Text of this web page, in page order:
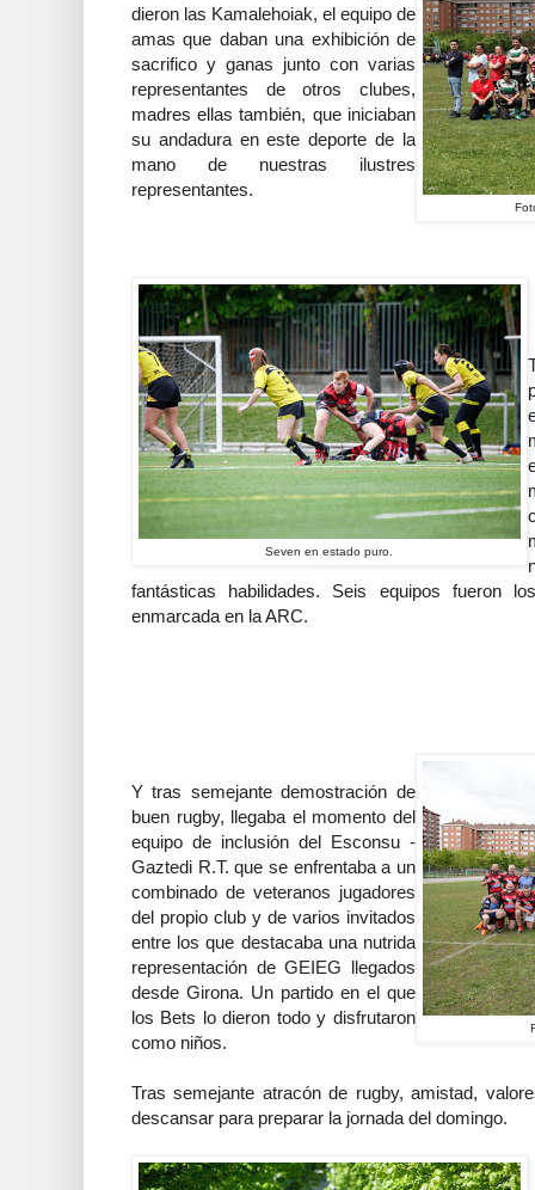
dieron las Kamalehoiak, el equipo de
amas que daban una exhibición de
sacrifico y ganas junto con varias
representantes de otros clubes,
madres ellas también, que iniciaban
su andadura en este deporte de la
mano de nuestras ilustres
representantes.
Seven en estado puro.
fantásticas habilidades. Seis equipos fueron
enmarcada en la ARC.
Y tras semejante demostración de
buen rugby, llegaba el momento del
equipo de inclusión del Esconsu -
Gaztedi R.T. que se enfrentaba a un
combinado de veteranos jugadores
del propio club y de varios invitados
entre los que destacaba una nutrida
representación de GEIEG llegados
desde Girona. Un partido en el que
los Bets lo dieron todo y disfrutaron
como niños.
Tras semejante atracón de rugby, amistad,
descansar para preparar la jornada del domingo.